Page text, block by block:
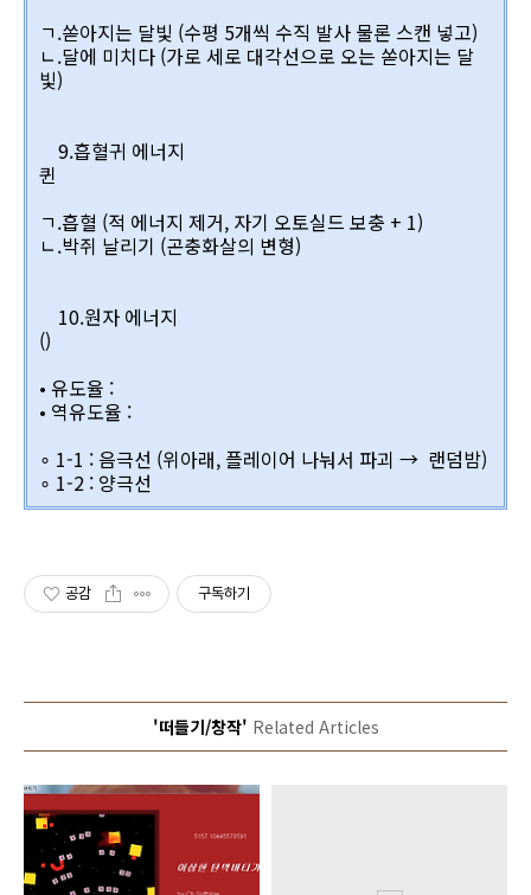
ㄱ.쏟아지는 달빛 (수평 5개씩 수직 발사 물론 스캔 넣고)
ㄴ.달에 미치다 (가로 세로 대각선으로 오는 쏟아지는 달
빛)
9.흡혈귀 에너지
퀸
ㄱ.흡혈 (적 에너지 제거, 자기 오토실드 보충 + 1)
ㄴ.박쥐 날리기 (곤충화살의 변형)
10.원자 에너지
()
• 유도율 :
• 역유도율 :
∘ 1-1 : 음극선 (위아래, 플레이어 나눠서 파괴 → 랜덤밤)
∘ 1-2 : 양극선
공감 구독하기
'떠들기/창작' Related Articles